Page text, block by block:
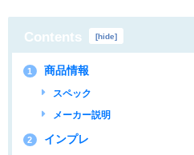
Contents [hide]
1 商品情報
スペック
メーカー説明
2 インプレ